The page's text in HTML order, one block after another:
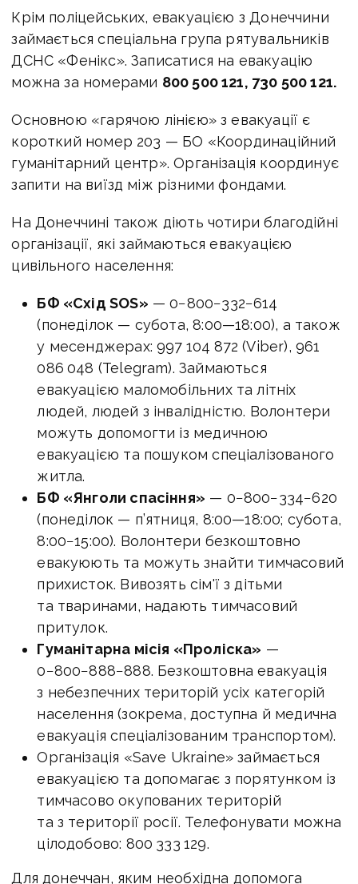
Крім поліцейських, евакуацією з Донеччини
займається спеціальна група рятувальників
ДСНС «Фенікс». Записатися на евакуацію
можна за номерами 800 500 121, 730 500 121.
Основною «гарячою лінією» з евакуації є
короткий номер 203 — БО «Координаційний
гуманітарний центр». Організація координує
запити на виїзд між різними фондами.
На Донеччині також діють чотири благодійні
організації, які займаються евакуацією
цивільного населення:
БФ «Схід SOS» — 0−800−332−614
(понеділок — субота,8:00—18:00), а також
у месенджерах: 997 104 872 (Viber), 961
086 048 (Telegram). Займаються
евакуацією маломобільних та літніх
людей, людей з інвалідністю. Волонтери
можуть допомогти із медичною
евакуацією та пошуком спеціалізованого
житла.
БФ «Янголи спасіння» — 0−800−334−620
(понеділок — п’ятниця, 8:00—18:00; субота,
8:00−15:00). Волонтери безкоштовно
евакуюють та можуть знайти тимчасовий
прихисток. Вивозять сім'ї з дітьми
та тваринами, надають тимчасовий
притулок.
Гуманітарна місія «Проліска» —
0−800−888−888. Безкоштовна евакуація
з небезпечних територій усіх категорій
населення (зокрема, доступна й медична
евакуація спеціалізованим транспортом).
Організація «Save Ukraine» займається
евакуацією та допомагає з порятунком із
тимчасово окупованих територій
та з території росії. Телефонувати можна
цілодобово: 800 333 129.
Для донеччан, яким необхідна допомога